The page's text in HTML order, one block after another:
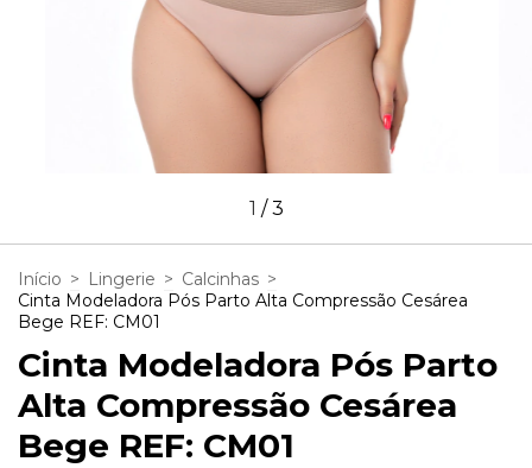
1 /3
Início > Lingerie > Calcinhas >
Cinta Modeladora Pós Parto Alta Compressão Cesárea
Bege REF: CM01
Cinta Modeladora Pós Parto
Alta Compressão Cesárea
Bege REF: CM01